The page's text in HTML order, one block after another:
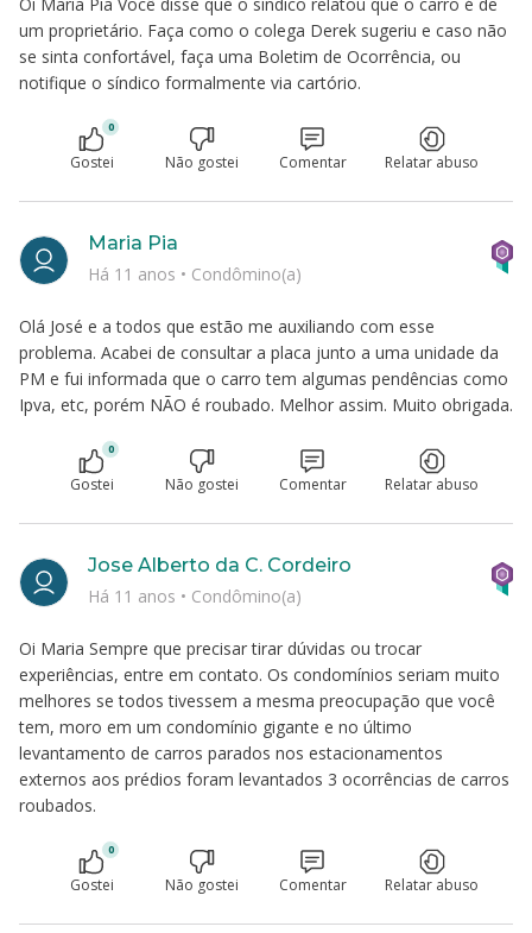
um proprietário. Faça como o colega Derek sugeriu e caso não
se sinta confortável, faça uma Boletim de Ocorrência, ou
notifique o síndico formalmente via cartório.
0
Gostei Não gostei Comentar Relatar abuso
Olá José e a todos que estão me auxiliando com esse
problema. Acabei de consultar a placa junto a uma unidade da
PM e fui informada que o carro tem algumas pendências como
Ipva, etc, porém NÃO é roubado. Melhor assim. Muito obrigada.
Maria Pia
Há 11 anos • Condômino(a)
0
Gostei Não gostei Comentar Relatar abuso
Oi Maria Sempre que precisar tirar dúvidas ou trocar
experiências, entre em contato. Os condomínios seriam muito
melhores se todos tivessem a mesma preocupação que você
tem, moro em um condomínio gigante e no último
levantamento de carros parados nos estacionamentos
externos aos prédios foram levantados 3 ocorrências de carros
roubados.
Jose Alberto da C. Cordeiro
Há 11 anos • Condômino(a)
0
Gostei Não gostei Comentar Relatar abuso